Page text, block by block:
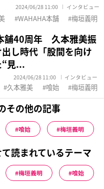
2024/06/28 11:00 インタビュー
WAHAHA本舗 梅垣義明
舗40周年 久本雅美振
し時代「股間を向け
“見...
2024/06/28 11:00 インタビュー
久本雅美 喰始 梅垣義明
その他の記事
喰始 梅垣義明
読まれているテーマ
梅垣義明 喰始